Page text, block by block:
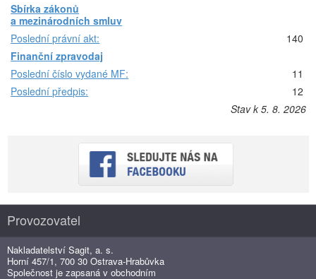
Sbírka zákonů
a mezinárodních smluv
Poslední právní akt:
140
Finanční zpravodaj
Poslední číslo vydané MF:
11
Poslední předpis:
12
Stav k 5. 8. 2026
Provozovatel
Nakladatelství Sagit, a. s.
Horní 457/1, 700 30 Ostrava-Hrabůvka
Společnost je zapsaná v obchodním